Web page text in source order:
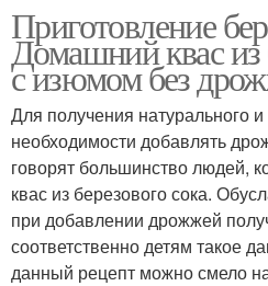
Квас с изюмом
Квас с кофейными
зернами
Квас с лимоном
Приготовление
Домашний квас из
с изюмом без
Для получения натурального и
необходимости добавлять
говорят большинство людей,
квас из березового сока.
при добавлении дрожжей
соответственно детям такое
данный рецепт можно смело